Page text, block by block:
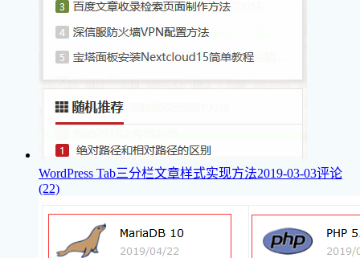
WordPress Tab三分栏文章样式实现方法2019-03-03评论
(22)